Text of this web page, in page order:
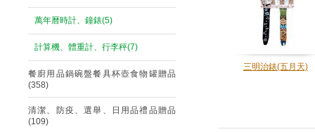
三明治錶(五月天)
萬年曆時計、鐘錶(5)
計算機、體重計、行李秤(7)
餐廚用品鍋碗盤餐具杯壺食物罐贈品
(358)
清潔、防疫、選舉、日用品禮品贈品
(109)